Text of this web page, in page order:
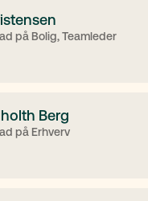
på Bolig, Teamleder
Berg
på Erhverv